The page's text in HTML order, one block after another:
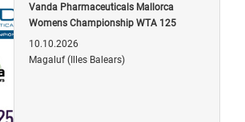
Vanda Pharmaceuticals Mallorca
Womens Championship WTA 125
10.10.2026
Magaluf (Illes Balears)